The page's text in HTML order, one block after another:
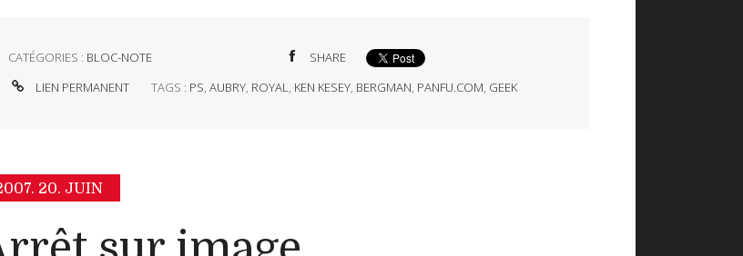
CATÉGORIES : BLOC-NOTE
SHARE
LIEN PERMANENT
TAGS : PS,AUBRY, ROYAL, KEN KESEY, BERGMAN, PANFU.COM, GEEK
20. JUIN